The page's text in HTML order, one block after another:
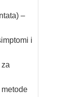
–
i